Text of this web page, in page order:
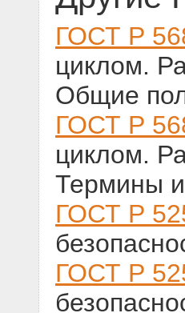
ГОСТ Р
циклом.
Общие
ГОСТ Р
циклом.
Термины
ГОСТ Р
ГОСТ Р